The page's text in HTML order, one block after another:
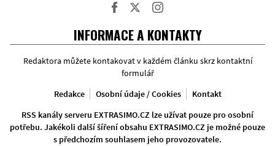
INFORMACE A KONTAKTY
Redaktora můžete kontakovat v každém článku skrz kontaktní
formulář
Redakce
Osobní údaje / Cookies
Kontakt
RSS kanály serveru EXTRASIMO.CZ lze užívat pouze pro osobní
potřebu. Jakékoli další šíření obsahu EXTRASIMO.CZ je možné pouze
s předchozím souhlasem jeho provozovatele.